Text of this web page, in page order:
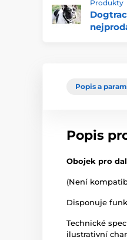
Produkty
Popis a
Popis
Obojek pro
(Není
Disponuje
Technické
ilustrativní